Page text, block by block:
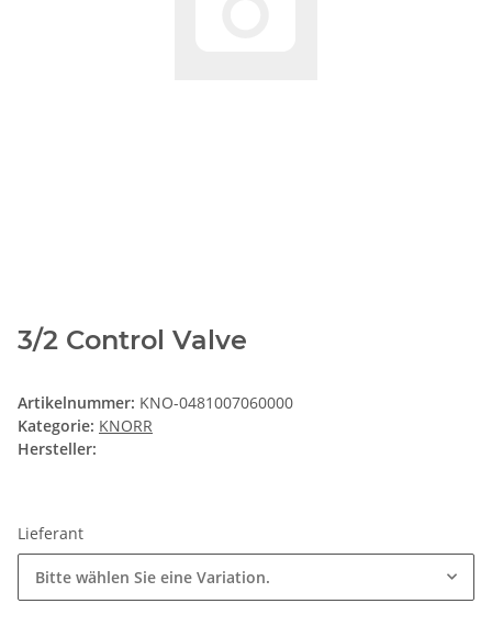
3/2 Control Valve
Artikelnummer: KNO-0481007060000
Kategorie: KNORR
Hersteller:
Lieferant
Bitte wählen Sie eine Variation.